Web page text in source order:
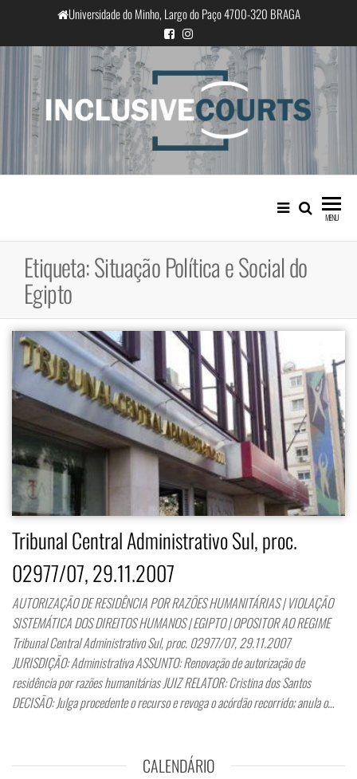
o
conteúdo
Universidade do Minho, Largo do Paço 4700-320 BRAGA
InclusiveCourts
Igualdade e diferença cultural na
prática judicial portuguesa
MENU
Etiqueta:Situação Política e Social do
Egipto
Tribunal Central Administrativo Sul, proc.
02977/07, 29.11.2007
AUTORIZAÇÃO DE RESIDÊNCIA POR RAZÕES HUMANITÁRIAS | VIOLAÇÃO
SISTEMÁTICA DOS DIREITOS HUMANOS | EGIPTO | OPOSITOR AO REGIME
Tribunal Central Administrativo Sul, proc. 02977/07, 29.11.2007
JURISDIÇÃO: Administrativa ASSUNTO: Renovação de autorização de
residência por razões humanitárias JUIZ RELATOR: Cristina dos Santos
DECISÃO: Julga procedente o recurso e revoga o acórdão recorrido; anula o…
CALENDÁRIO